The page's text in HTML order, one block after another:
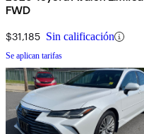
FWD
$31,185 Sin calificación
Se aplican tarifas